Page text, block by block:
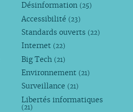
Désinformation (25)
Accessibilité (23)
Standards ouverts (22)
Internet (22)
Big Tech (21)
Environnement (21)
Surveillance (21)
Libertés informatiques
(21)